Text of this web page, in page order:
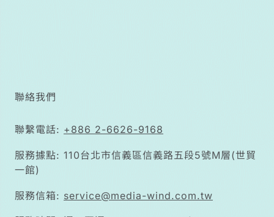
聯絡我們
聯繫電話: +886 2-6626-9168
服務據點: 110台北市信義區信義路五段5號M層(世貿
一館)
服務信箱: service@media-wind.com.tw